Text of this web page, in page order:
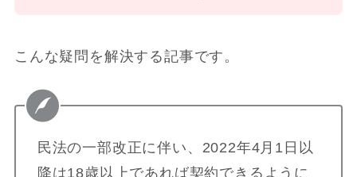
こんな疑問を解決する記事です。
民法の一部改正に伴い、2022年4月1日以
降は18歳以上であれば契約できるように